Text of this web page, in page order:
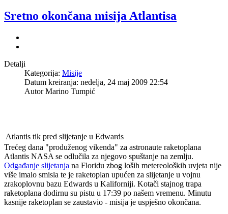
Sretno okončana misija Atlantisa
Detalji
Kategorija: Misije
Datum kreiranja: nedelja, 24 maj 2009 22:54
AutorMarino Tumpić
Atlantis tik pred slijetanje u Edwards
Trećeg dana "produženog vikenda" za astronaute raketoplana
Atlantis NASA se odlučila za njegovo spuštanje na zemlju.
Odgađanje slijetanja na Floridu zbog loših metereoloških uvjeta nije
više imalo smisla te je raketoplan upućen za slijetanje u vojnu
zrakoplovnu bazu Edwards u Kaliforniji. Kotači stajnog trapa
raketoplana dodirnu su pistu u 17:39 po našem vremenu. Minutu
kasnije raketoplan se zaustavio - misija je uspješno okončana.